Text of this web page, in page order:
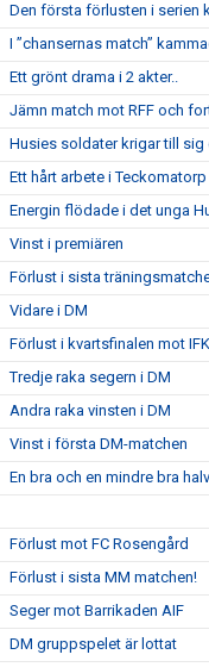
Den första förlusten i serien
I ”chansernas match”
Ett grönt drama i 2 akter..
Jämn match mot RFF och
Husies soldater krigar till sig
Ett hårt arbete i
Energin flödade i det unga
Vinst i premiären
Förlust i sista
Vidare i DM
Förlust i kvartsfinalen mot
Tredje raka segern i DM
Andra raka vinsten i DM
Vinst i första DM-matchen
En bra och en mindre bra
Förlust mot FC Rosengård
Förlust i sista MM matchen!
Seger mot Barrikaden AIF
DM gruppspelet är lottat